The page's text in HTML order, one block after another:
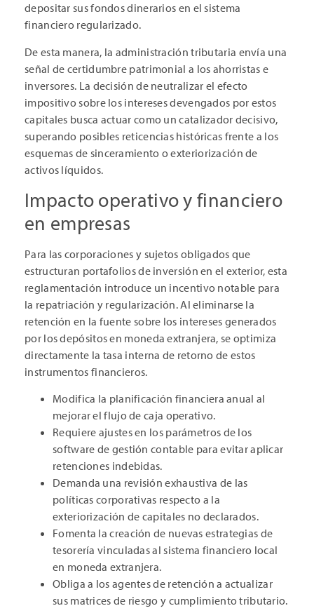
depositar sus fondos dinerarios en el sistema
financiero regularizado.
De esta manera, la administración tributaria envía una
señal de certidumbre patrimonial a los ahorristas e
inversores. La decisión de neutralizar el efecto
impositivo sobre los intereses devengados por estos
capitales busca actuar como un catalizador decisivo,
superando posibles reticencias históricas frente a los
esquemas de sinceramiento o exteriorización de
activos líquidos.
Impacto operativo y financiero
en empresas
Para las corporaciones y sujetos obligados que
estructuran portafolios de inversión en el exterior, esta
reglamentación introduce un incentivo notable para
la repatriación y regularización. Al eliminarse la
retención en la fuente sobre los intereses generados
por los depósitos en moneda extranjera, se optimiza
directamente la tasa interna de retorno de estos
instrumentos financieros.
Modifica la planificación financiera anual al
mejorar el flujo de caja operativo.
Requiere ajustes en los parámetros de los
software de gestión contable para evitar aplicar
retenciones indebidas.
Demanda una revisión exhaustiva de las
políticas corporativas respecto a la
exteriorización de capitales no declarados.
Fomenta la creación de nuevas estrategias de
tesorería vinculadas al sistema financiero local
en moneda extranjera.
Obliga a los agentes de retención a actualizar
sus matrices de riesgo y cumplimiento tributario.